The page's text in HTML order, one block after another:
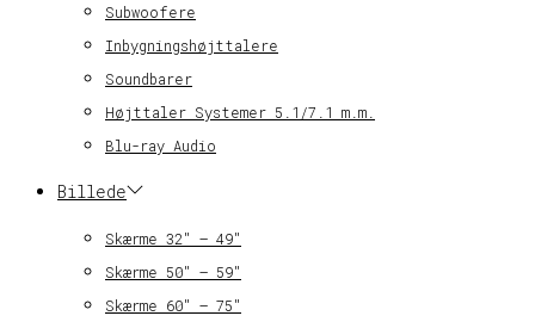
Subwoofere
Inbygningshøjttalere
Soundbarer
Højttaler Systemer 5.1/7.1 m.m.
Blu-ray Audio
Billede
Skærme 32″ – 49″
Skærme 50″ – 59″
Skærme 60″ – 75″